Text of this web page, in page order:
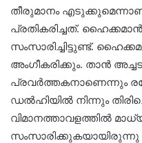
തീരുമാനം
പ്രതികരിച്ചത്.
സംസാരിച്ചിട്ടുണ്ട്.
അംഗീകരിക്കും. താന്‍
പ്രവര്‍ത്തകനാണെന്നും
ഡല്‍ഹിയില്‍ നിന്നും
വിമാനത്താവളത്തില്‍
സംസാരിക്കുകയായിരുന്നു